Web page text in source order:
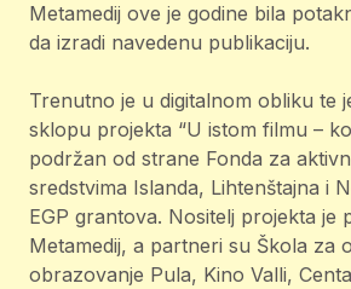
Metamedij ove je godine bila
da izradi navedenu publikaciju.
Trenutno je u digitalnom obliku te
sklopu projekta “U istom filmu –
podržan od strane Fonda za
sredstvima Islanda, Lihtenštajna i
EGP grantova. Nositelj projekta je
Metamedij, a partneri su Škola za
obrazovanje Pula, Kino Valli,